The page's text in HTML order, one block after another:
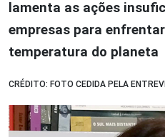
lamenta as ações
empresas para
temperatura do planeta
CRÉDITO: FOTO CEDIDA PELA